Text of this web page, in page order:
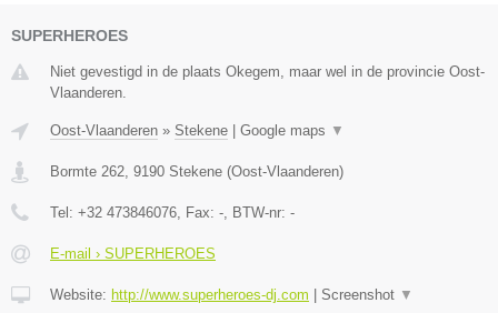
SUPERHEROES
Niet gevestigd in de plaats Okegem, maar wel in de provincie Oost-
Vlaanderen.
Oost-Vlaanderen » Stekene | Google maps ▼
Bormte 262 9190 Stekene (Oost-Vlaanderen)
Tel: +32 473846076 , Fax: - , BTW-nr: -
E-mail › SUPERHEROES
Website: http://www.superheroes-dj.com | Screenshot ▼